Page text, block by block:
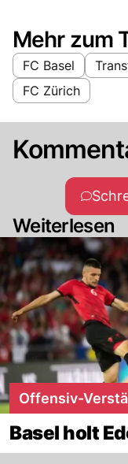
Mehr zum
FC Basel
FC Zürich
Weiterlesen
Offensiv-
Basel holt